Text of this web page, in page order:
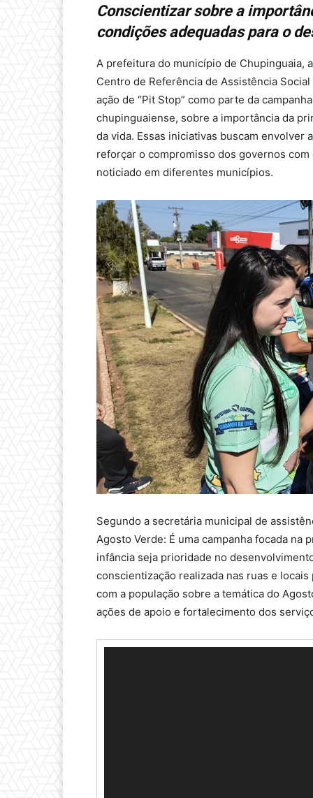
Conscientizar sobre a
condições adequadas para o
A prefeitura do município de Chupinguaia,
Centro de Referência de Assistência
ação de “Pit Stop” como parte da
chupinguaiense, sobre a importância da
da vida. Essas iniciativas buscam envolver
reforçar o compromisso dos governos
noticiado em diferentes municípios.
Segundo a secretária municipal de
Agosto Verde: É uma campanha focada
infância seja prioridade no
conscientização realizada nas ruas e
com a população sobre a temática do
ações de apoio e fortalecimento dos